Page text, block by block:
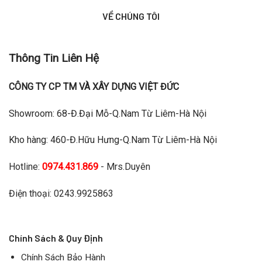
VỀ CHÚNG TÔI
Thông Tin Liên Hệ
CÔNG TY CP TM VÀ XÂY DỰNG VIỆT ĐỨC
Showroom: 68-Đ.Đại Mỗ-Q.Nam Từ Liêm-Hà Nội
Kho hàng: 460-Đ.Hữu Hưng-Q.Nam Từ Liêm-Hà Nội
Hotline: 0974.431.869 - Mrs.Duyên
Điện thoại: 0243.9925863
Chính Sách & Quy Định
Chính Sách Bảo Hành